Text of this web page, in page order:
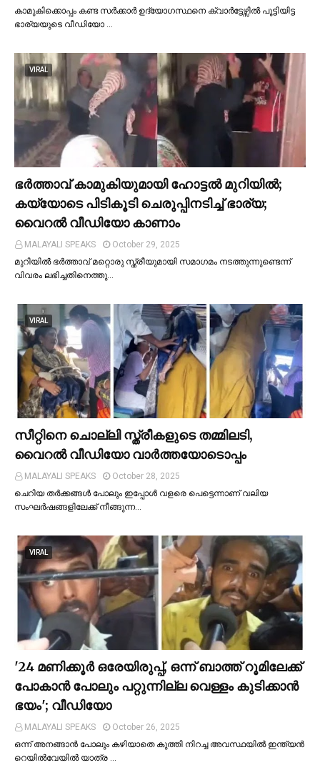
കാമുകിക്കൊപ്പം കണ്ട സർക്കാർ ഉദ്യോഗസ്ഥനെ ക്വാർട്ടേഴ്സില്‍ പൂട്ടിയിട്ട
ഭാര്യയുടെ വീഡിയോ …
VIRAL
ഭര്‍ത്താവ് കാമുകിയുമായി ഹോട്ടല്‍ മുറിയില്‍;
കയ്യോടെ പിടികൂടി ചെരുപ്പിനടിച്ച്‌ ഭാര്യ;
വൈറൽ വീഡിയോ കാണാം
MALAYALI SPEAKS
October 29, 2025
മുറിയില്‍ ഭർത്താവ് മറ്റൊരു സ്ത്രീയുമായി സമാഗമം നടത്തുന്നുണ്ടെന്ന്
വിവരം ലഭിച്ചതിനെത്തു…
VIRAL
സീറ്റിനെ ചൊല്ലി സ്ത്രീകളുടെ തമ്മിലടി,
വൈറല്‍ വീഡിയോ വാർത്തയോടൊപ്പം
MALAYALI SPEAKS
October 28, 2025
ചെറിയ തര്‍ക്കങ്ങള്‍ പോലും ഇപ്പോള്‍ വളരെ പെട്ടെന്നാണ് വലിയ
സംഘര്‍ഷങ്ങളിലേക്ക് നീങ്ങുന്ന…
VIRAL
'24 മണിക്കൂര്‍ ഒരേയിരുപ്പ്, ഒന്ന് ബാത്ത് റൂമിലേക്ക്
പോകാന്‍ പോലും പറ്റുന്നില്ല വെള്ളം കുടിക്കാന്‍
ഭയം'; വീഡിയോ
MALAYALI SPEAKS
October 26, 2025
ഒന്ന് അനങ്ങാന്‍ പോലും കഴിയാതെ കുത്തി നിറച്ച അവസ്ഥയില്‍ ഇന്ത്യന്‍
റെയില്‍വേയില്‍ യാത്ര …